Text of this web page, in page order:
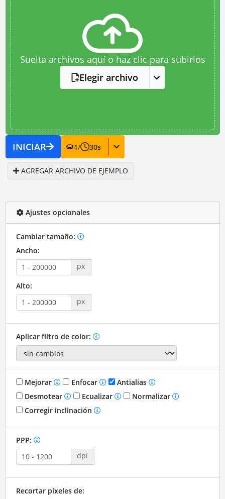
Suelta archivos aquí o haz clic para subirlos
Elegir archivo
INICIAR 1/ 30s
AGREGAR ARCHIVO DE EJEMPLO
Ajustes opcionales
Cambiar tamaño:
Ancho:
px
Alto:
px
Aplicar filtro de color:
Mejorar Enfocar
Antialias
Desmotear
Ecualizar
Normalizar
Corregir inclinación
PPP:
dpi
Recortar píxeles de: